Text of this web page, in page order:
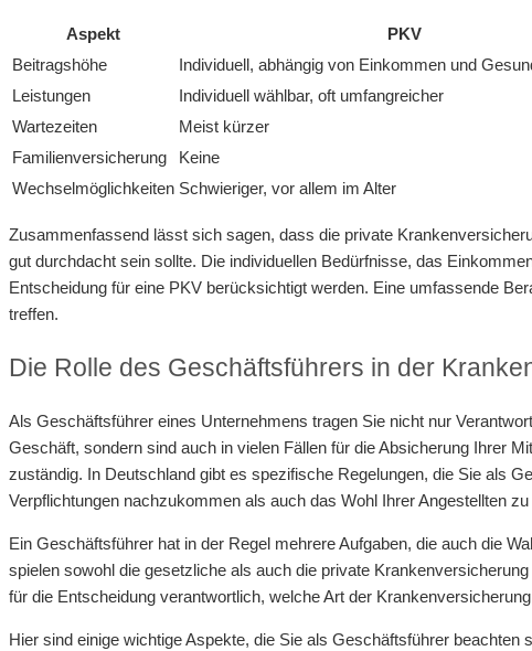
Aspekt PKV
Beitragshöhe
Individuell, abhängig von Einkommen und
Leistungen
Individuell wählbar, oft umfangreicher
Wartezeiten
Meist kürzer
Familienversicherung
Keine
Wechselmöglichkeiten Schwieriger, vor allem im Alter
Zusammenfassend lässt sich sagen, dass die private
gut durchdacht sein sollte. Die individuellen Bedürfnisse, das
Entscheidung für eine PKV berücksichtigt werden. Eine umfassende
treffen.
Die Rolle des Geschäftsführers in der
Als Geschäftsführer eines Unternehmens tragen Sie nicht nur
Geschäft, sondern sind auch in vielen Fällen für die Absicherung Ihrer
zuständig. In Deutschland gibt es spezifische Regelungen, die Sie als
Verpflichtungen nachzukommen als auch das Wohl Ihrer Angestellten
Ein Geschäftsführer hat in der Regel mehrere Aufgaben, die auch die
spielen sowohl die gesetzliche als auch die private
für die Entscheidung verantwortlich, welche Art der
Hier sind einige wichtige Aspekte, die Sie als Geschäftsführer beachten